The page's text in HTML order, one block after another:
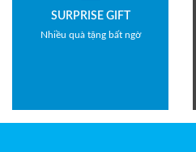
SURPRISE GIFT
Nhiều quà tặng bất ngờ